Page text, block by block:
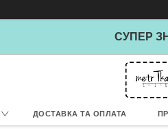
СУПЕР
ДОСТАВКА ТА ОПЛАТА